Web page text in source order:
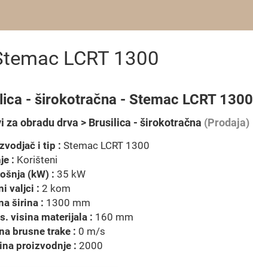
LCRT 1300
- širokotračna - Stemac LCRT 1300
za obradu drva > Brusilica - širokotračna (Prodaja)
i tip : Stemac LCRT 1300
: Korišteni
(kW) : 35 kW
valjci : 2 kom
širina : 1300 mm
visina materijala : 160 mm
brusne trake : 0 m/s
proizvodnje : 2000